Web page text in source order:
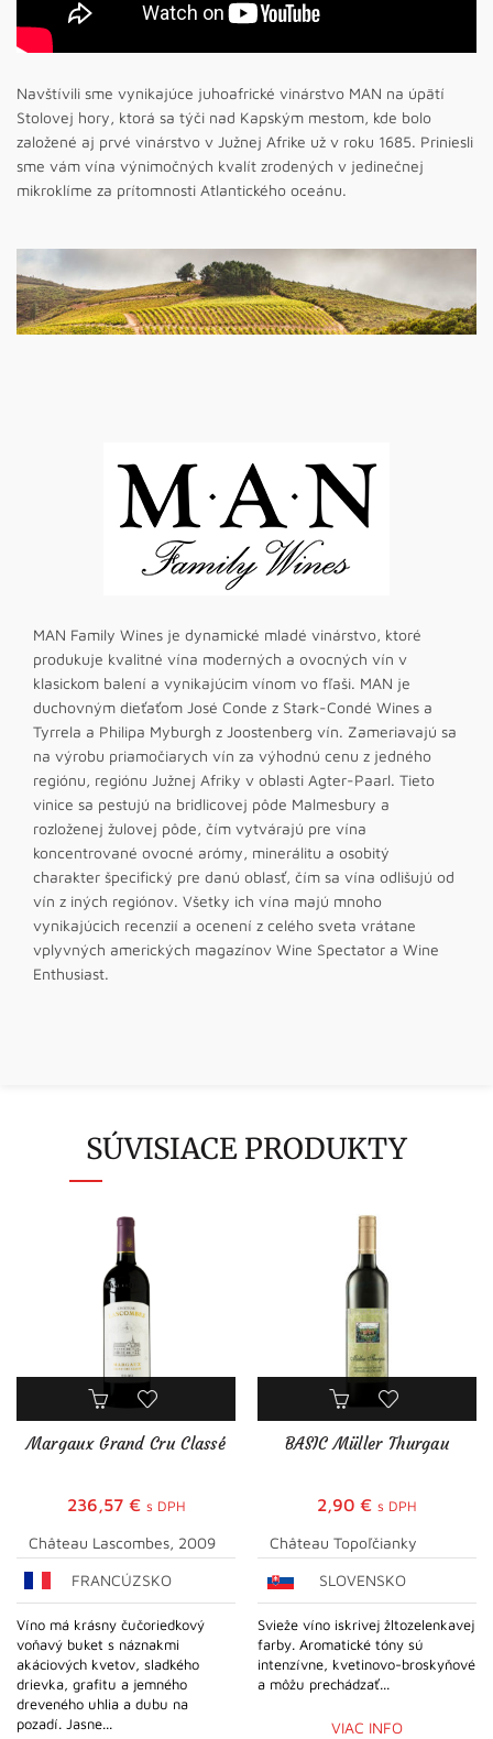
Navštívili sme vynikajúce juhoafrické vinárstvo MAN na úpätí
Stolovej hory, ktorá sa týči nad Kapským mestom, kde bolo
založené aj prvé vinárstvo v Južnej Afrike už v roku 1685. Priniesli
sme vám vína výnimočných kvalít zrodených v jedinečnej
mikroklíme za prítomnosti Atlantického oceánu.
MAN Family Wines je dynamické mladé vinárstvo, ktoré
produkuje kvalitné vína moderných a ovocných vín v
klasickom balení a vynikajúcim vínom vo fľaši. MAN je
duchovným dieťaťom José Conde z Stark-Condé Wines a
Tyrrela a Philipa Myburgh z Joostenberg vín. Zameriavajú sa
na výrobu priamočiarych vín za výhodnú cenu z jedného
regiónu, regiónu Južnej Afriky v oblasti Agter-Paarl. Tieto
vinice sa pestujú na bridlicovej pôde Malmesbury a
rozloženej žulovej pôde, čím vytvárajú pre vína
koncentrované ovocné arómy, minerálitu a osobitý
charakter špecifický pre danú oblasť, čím sa vína odlišujú od
vín z iných regiónov. Všetky ich vína majú mnoho
vynikajúcich recenzií a ocenení z celého sveta vrátane
vplyvných amerických magazínov Wine Spectator a Wine
Enthusiast.
SÚVISIACE PRODUKTY
Margaux Grand Cru Classé
236,57 € s DPH
Château Lascombes, 2009
FRANCÚZSKO
Víno má krásny čučoriedkový
voňavý buket s náznakmi
akáciových kvetov, sladkého
drievka, grafitu a jemného
dreveného uhlia a dubu na
pozadí. Jasne...
BASIC Müller Thurgau
2,90 € s DPH
Château Topoľčianky
SLOVENSKO
Svieže víno iskrivej žltozelenkavej
farby. Aromatické tóny sú
intenzívne, kvetinovo-broskyňové
a môžu prechádzať...
VIAC INFO